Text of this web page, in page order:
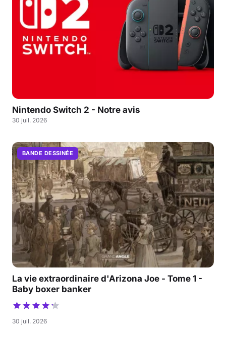
Nintendo Switch 2 - Notre avis
30 juil. 2026
BANDE DESSINÉE
La vie extraordinaire d'Arizona Joe - Tome 1 -
Baby boxer banker
30 juil. 2026